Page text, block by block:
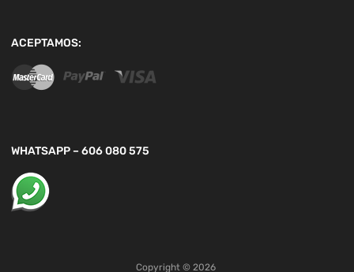
ACEPTAMOS:
WHATSAPP – 606 080 575
Copyright © 2026